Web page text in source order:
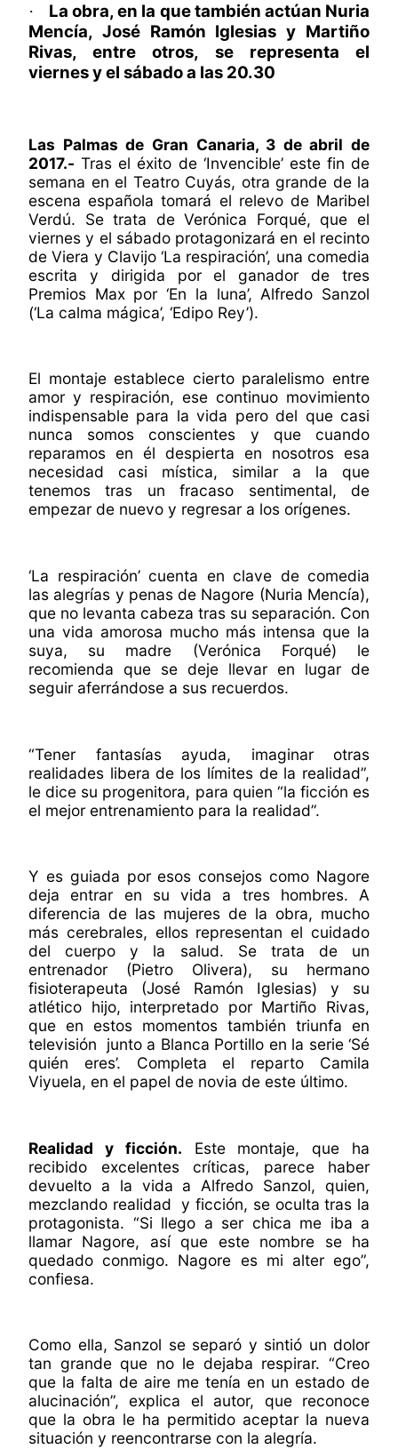
·
La obra, en la que también actúan Nuria
Mencía, José Ramón Iglesias y Martiño
Rivas, entre otros, se representa el
viernes y el sábado a las 20.30
Las Palmas de Gran Canaria, 3 de abril de
2017.- Tras el éxito de ‘Invencible’ este fin de
semana en el Teatro Cuyás, otra grande de la
escena española tomará el relevo de Maribel
Verdú. Se trata de Verónica Forqué, que el
viernes y el sábado protagonizará en el recinto
de Viera y Clavijo ‘La respiración’, una comedia
escrita y dirigida por el ganador de tres
Premios Max por ‘En la luna’, Alfredo Sanzol
(‘La calma mágica’, ‘Edipo Rey’).
El montaje establece cierto paralelismo entre
amor y respiración, ese continuo movimiento
indispensable para la vida pero del que casi
nunca somos conscientes y que cuando
reparamos en él despierta en nosotros esa
necesidad casi mística, similar a la que
tenemos tras un fracaso sentimental, de
empezar de nuevo y regresar a los orígenes.
‘La respiración’ cuenta en clave de comedia
las alegrías y penas de Nagore (Nuria Mencía),
que no levanta cabeza tras su separación. Con
una vida amorosa mucho más intensa que la
suya, su madre (Verónica Forqué) le
recomienda que se deje llevar en lugar de
seguir aferrándose a sus recuerdos.
“Tener fantasías ayuda, imaginar otras
realidades libera de los límites de la realidad”,
le dice su progenitora, para quien “la ficción es
el mejor entrenamiento para la realidad”.
Y es guiada por esos consejos como Nagore
deja entrar en su vida a tres hombres. A
diferencia de las mujeres de la obra, mucho
más cerebrales, ellos representan el cuidado
del cuerpo y la salud. Se trata de un
entrenador (Pietro Olivera), su hermano
fisioterapeuta (José Ramón Iglesias) y su
atlético hijo, interpretado por Martiño Rivas,
que en estos momentos también triunfa en
televisión junto a Blanca Portillo en la serie ‘Sé
quién eres’. Completa el reparto Camila
Viyuela, en el papel de novia de este último.
Realidad y ficción. Este montaje, que ha
recibido excelentes críticas, parece haber
devuelto a la vida a Alfredo Sanzol, quien,
mezclando realidad y ficción, se oculta tras la
protagonista. “Si llego a ser chica me iba a
llamar Nagore, así que este nombre se ha
quedado conmigo. Nagore es mi alter ego”,
confiesa.
Como ella, Sanzol se separó y sintió un dolor
tan grande que no le dejaba respirar. “Creo
que la falta de aire me tenía en un estado de
alucinación”, explica el autor, que reconoce
que la obra le ha permitido aceptar la nueva
situación y reencontrarse con la alegría.